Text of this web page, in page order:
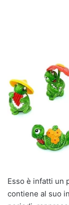
Esso è infatti un
contiene al suo